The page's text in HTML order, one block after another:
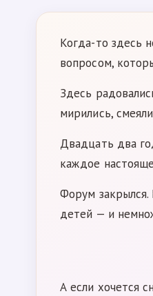
Когда-то здесь
вопросом,
Здесь
мирились,
Двадцать два
каждое
Форум
детей — и
А если хочется